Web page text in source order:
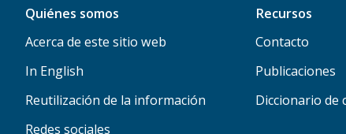
Quiénes somos
Acerca de este sitio web
In English
Reutilización de la información
Redes sociales
Recursos
Contacto
Publicaciones
Diccionario de